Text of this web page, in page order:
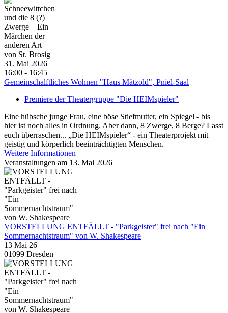
31. Mai 2026
16:00 - 16:45
Gemeinschalftliches Wohnen "Haus Mätzold", Pniel-Saal
Premiere der Theatergruppe "Die HEIMspieler"
Eine hübsche junge Frau, eine böse Stiefmutter, ein Spiegel - bis
hier ist noch alles in Ordnung. Aber dann, 8 Zwerge, 8 Berge? Lasst
euch überraschen... „Die HEIMspieler“ - ein Theaterprojekt mit
geistig und körperlich beeinträchtigten Menschen.
Weitere Informationen
Veranstaltungen am 13. Mai 2026
VORSTELLUNG ENTFÄLLT - "Parkgeister" frei nach "Ein
Sommernachtstraum" von W. Shakespeare
13 Mai 26
01099 Dresden